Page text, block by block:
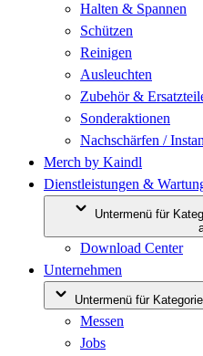
Halten & Spannen
Schützen
Reinigen
Ausleuchten
Zubehör &
Sonderaktionen
Nachschärfen /
Merch by Kaindl
Dienstleistungen &
Untermenü für
Download Center
Unternehmen
Untermenü für
Messen
Jobs